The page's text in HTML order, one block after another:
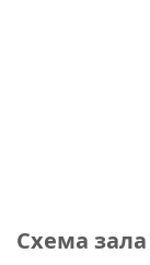
Схема зала